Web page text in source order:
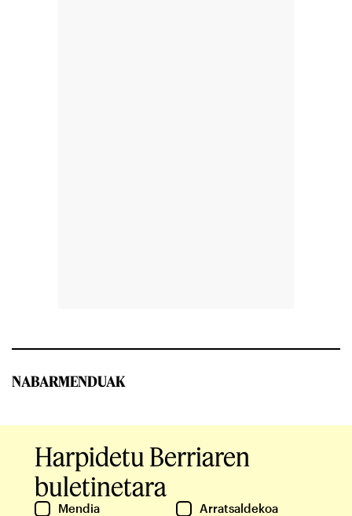
NABARMENDUAK
Harpidetu Berriaren
buletinetara
Mendia
Arratsaldekoa